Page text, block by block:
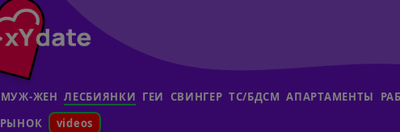
МУЖ-ЖЕН ЛЕСБИЯНКИ ГЕИ СВИНГЕР ТС/БДСМ АПАРТАМЕНТЫ
РЫНОК videos